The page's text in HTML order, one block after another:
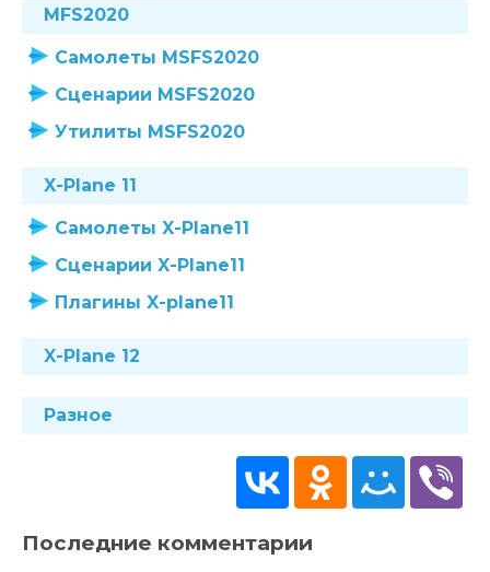
MFS2020
Самолеты MSFS2020
Сценарии MSFS2020
Утилиты MSFS2020
X-Plane 11
Самолеты X-Plane11
Сценарии X-Plane11
Плагины X-plane11
X-Plane 12
Разное
Последние комментарии